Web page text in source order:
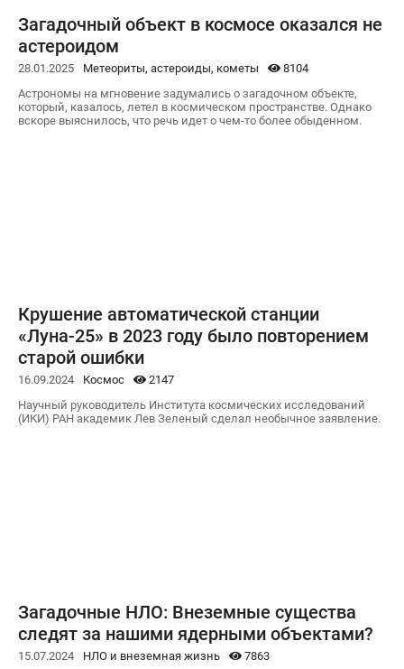
Загадочный объект в космосе оказался не
астероидом
28.01.2025 Метеориты, астероиды, кометы
8104
Астрономы на мгновение задумались о загадочном объекте,
который, казалось, летел в космическом пространстве. Однако
вскоре выяснилось, что речь идет о чем-то более обыденном.
Крушение автоматической станции
«Луна-25» в 2023 году было повторением
старой ошибки
16.09.2024 Космос
2147
Научный руководитель Института космических исследований
(ИКИ) РАН академик Лев Зеленый сделал необычное заявление.
Загадочные НЛО: Внеземные существа
следят за нашими ядерными объектами?
15.07.2024 НЛО и внеземная жизнь
7863